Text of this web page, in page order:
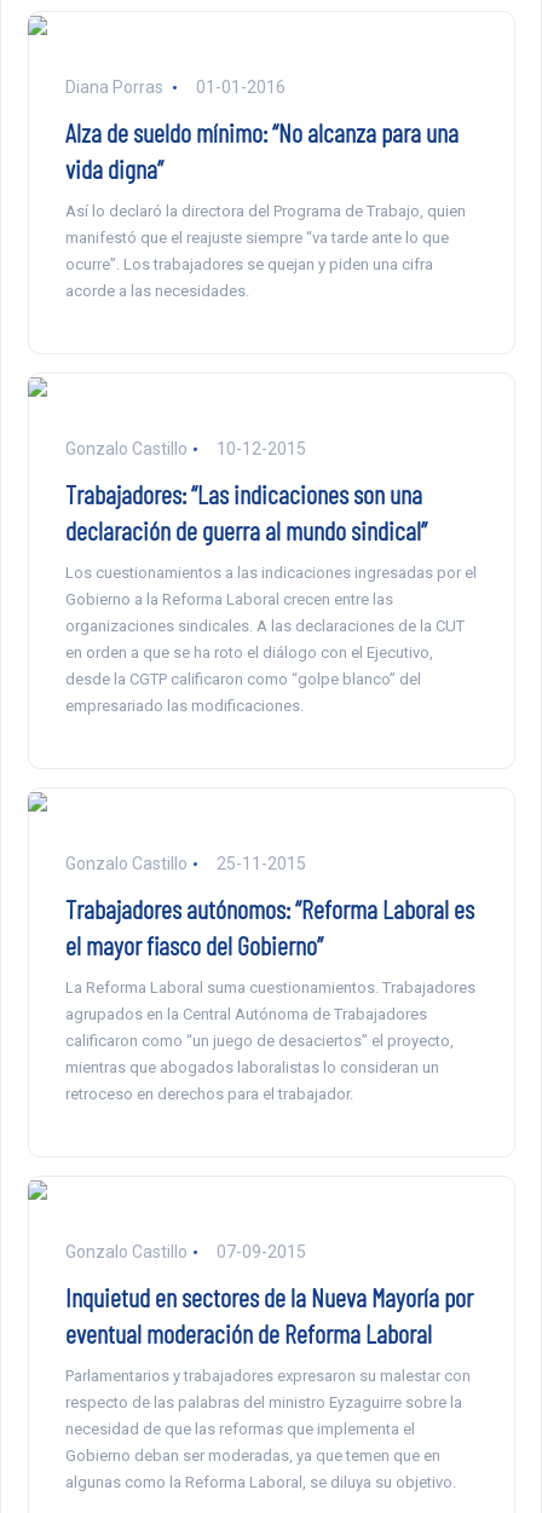
Diana Porras 01-01-2016
Alza de sueldo mínimo: “No alcanza para una
vida digna”
Así lo declaró la directora del Programa de Trabajo, quien
manifestó que el reajuste siempre “va tarde ante lo que
ocurre”. Los trabajadores se quejan y piden una cifra
acorde a las necesidades.
Gonzalo Castillo 10-12-2015
Trabajadores: “Las indicaciones son una
declaración de guerra al mundo sindical”
Los cuestionamientos a las indicaciones ingresadas por el
Gobierno a la Reforma Laboral crecen entre las
organizaciones sindicales. A las declaraciones de la CUT
en orden a que se ha roto el diálogo con el Ejecutivo,
desde la CGTP calificaron como “golpe blanco” del
empresariado las modificaciones.
Gonzalo Castillo 25-11-2015
Trabajadores autónomos: “Reforma Laboral es
el mayor fiasco del Gobierno”
La Reforma Laboral suma cuestionamientos. Trabajadores
agrupados en la Central Autónoma de Trabajadores
calificaron como “un juego de desaciertos” el proyecto,
mientras que abogados laboralistas lo consideran un
retroceso en derechos para el trabajador.
Gonzalo Castillo 07-09-2015
Inquietud en sectores de la Nueva Mayoría por
eventual moderación de Reforma Laboral
Parlamentarios y trabajadores expresaron su malestar con
respecto de las palabras del ministro Eyzaguirre sobre la
necesidad de que las reformas que implementa el
Gobierno deban ser moderadas, ya que temen que en
algunas como la Reforma Laboral, se diluya su objetivo.